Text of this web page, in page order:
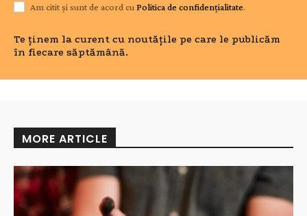
Am citit și sunt de acord cu Politica de confidențialitate.
Te ținem la curent cu noutățile pe care le publicăm
în fiecare săptămână.
MORE ARTICLE